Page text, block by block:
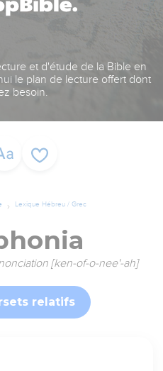
et d'étude de la Bible en
le plan de lecture offert dont
besoin.
Lexique Hébreu / Grec
[ken-of-o-nee'-ah]
relatifs